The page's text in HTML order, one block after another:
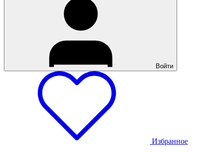
Войти
Избранное